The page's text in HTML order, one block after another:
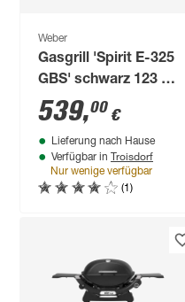
Weber
Gasgrill 'Spirit E-325
GBS' schwarz 123 x
117 x 67,5 cm
539,00 €
Lieferung nach Hause
Verfügbar in Troisdorf
Nur wenige verfügbar
(1)